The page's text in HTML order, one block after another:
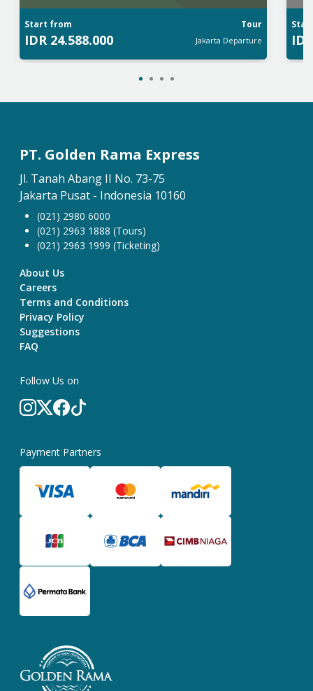
Start from Tour
IDR 24.588.000 Jakarta Departure
PT. Golden Rama Express
Jl. Tanah Abang II No. 73-75
Jakarta Pusat - Indonesia 10160
(021) 2980 6000
(021) 2963 1888 (Tours)
(021) 2963 1999 (Ticketing)
About Us
Careers
Terms and Conditions
Privacy Policy
Suggestions
FAQ
Follow Us on
Payment Partners